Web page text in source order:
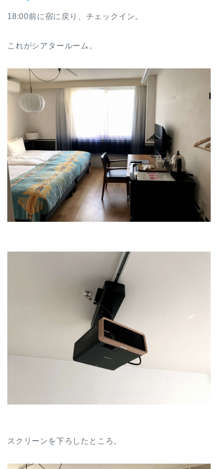
18:00前に宿に戻り、チェックイン。
これがシアタールーム。
スクリーンを下ろしたところ。